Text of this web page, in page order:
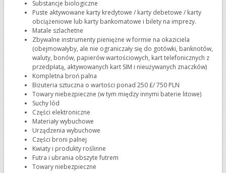
Substancje biologiczne
Puste aktywowane karty kredytowe / karty debetowe / karty
obciążeniowe lub karty bankomatowe i bilety na imprezy.
Matale szlachetne
Zbywalne instrumenty pieniężne w formie na okaziciela
(obejmowałyby, ale nie ograniczały się do gotówki, banknotów,
waluty, bonów, papierów wartościowych, kart telefonicznych z
przedpłatą, aktywowanych kart SIM i nieużywanych znaczków)
Kompletna broń palna
Biżuteria sztuczna o wartości ponad 250 £/ 750 PLN
Towary niebezpieczne (w tym między innymi baterie litowe)
Suchy lód
Części elektroniczne
Materiały wybuchowe
Urządzenia wybuchowe
Części broni palnej
Kwiaty i produkty roślinne
Futra i ubrania obszyte futrem
Towary niebezpieczne